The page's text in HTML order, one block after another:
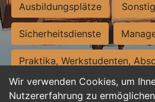
Wir verwenden Cookies, um
Nutzererfahrung zu
Ausbildungsplätze
Sicherheitsdienste
Praktika, Werkstudenten,
Personalwesen